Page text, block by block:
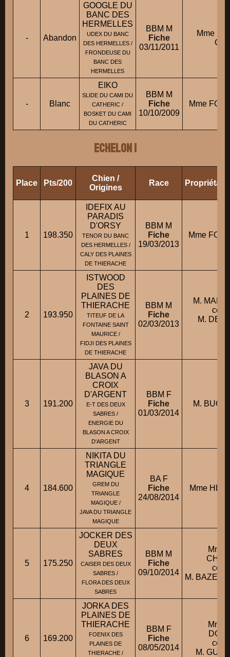
- Abandon
GOOGLE DU
BANC DES
HERMELLES
UDEX DU BANC
DES HERMELLES /
FRONDEUSE DU
BANC DES
HERMELLES
BBM M
Fiche
03/11/2011
Mme
- Blanc
EIKO
SLIDE DU CAMI DU
CATHERIC /
BOSKET DU CAMI
DU CATHERIC
BBM M
Fiche
10/10/2009
Mme
ECHELON 1
Place Pts/200
Chien /
Origines
Race
1 198.350
IDEFIX AU
PARADIS
D'ORSY
TENOR DU BANC
DES HERMELLES /
CALY DES PLAINES
DE THIERACHE
BBM M
Fiche
19/03/2013
Mme
2 193.950
ISTWOOD
DES
PLAINES DE
THIERACHE
TITEUF DE LA
FONTAINE SAINT
MAURICE /
FIDJI DES PLAINES
DE THIERACHE
BBM M
Fiche
02/03/2013
M.
M.
3 191.200
JAVA DU
BLASON A
CROIX
D'ARGENT
E-T DES DEUX
SABRES /
ENERGIE DU
BLASON A CROIX
D'ARGENT
BBM F
Fiche
01/03/2014
M.
4 184.600
NIKITA DU
TRIANGLE
MAGIQUE
GREM DU
TRIANGLE
MAGIQUE /
JAVA DU TRIANGLE
MAGIQUE
BA F
Fiche
24/08/2014
Mme
5 175.250
JOCKER DES
DEUX
SABRES
CAISER DES DEUX
SABRES /
FLORA DES DEUX
SABRES
BBM M
Fiche
09/10/2014
Mme
M.
6 169.200
JORKA DES
PLAINES DE
THIERACHE
FOENIX DES
PLAINES DE
THIERACHE /
BBM F
Fiche
08/05/2014
Mme
M.